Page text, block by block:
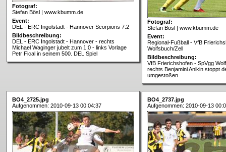
Fotograf:
Stefan Bösl | www.kbumm.de
Event:
DEL - ERC Ingolstadt - Hannover Scorpions 7:2
Bildbeschreibung:
DEL - ERC Ingolstadt - Hannover - rechts
Michael Waginger jubelt zum 1:0 - links Vorlage
Petr Fical in seinem 500. DEL Spiel
Fotograf:
Stefan Bösl | www.kbumm.de
Event:
Regional-Fußball - VfB
Wolfsbuch/Zell
Bildbeschreibung:
VfB Frierichshofen - SpVgg
rechts Benjamini Anikin stoppt
umgestoßen
BO4_2725.jpg
Aufgenommen: 2010-09-13 00:04:37
BO4_2737.jpg
Aufgenommen: 2010-09-13